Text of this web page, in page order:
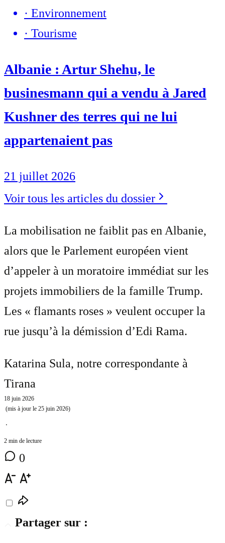
· Environnement
· Tourisme
Albanie : Artur Shehu, le
businesmann qui a vendu à Jared
Kushner des terres qui ne lui
appartenaient pas
21 juillet 2026
Voir tous les articles du dossier
La mobilisation ne faiblit pas en Albanie,
alors que le Parlement européen vient
d’appeler à un moratoire immédiat sur les
projets immobiliers de la famille Trump.
Les « flamants roses » veulent occuper la
rue jusqu’à la démission d’Edi Rama.
Katarina Sula, notre correspondante à
Tirana
18 juin 2026
(mis à jour le 25 juin 2026)
⋅
2 min de lecture
0
Partager sur :